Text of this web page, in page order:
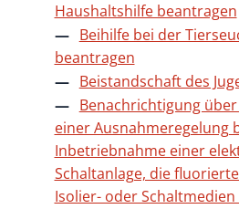
Haushaltshilfe beantragen
Beihilfe bei der
beantragen
Beistandschaft des
Benachrichtigung
einer Ausnahmeregelung
Inbetriebnahme einer
Schaltanlage, die
Isolier- oder